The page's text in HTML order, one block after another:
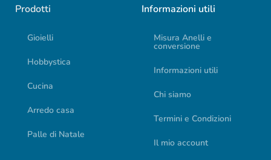
Prodotti
Gioielli
Hobbystica
Cucina
Arredo casa
Palle di Natale
Informazioni utili
Misura Anelli e
conversione
Informazioni utili
Chi siamo
Termini e Condizioni
Il mio account